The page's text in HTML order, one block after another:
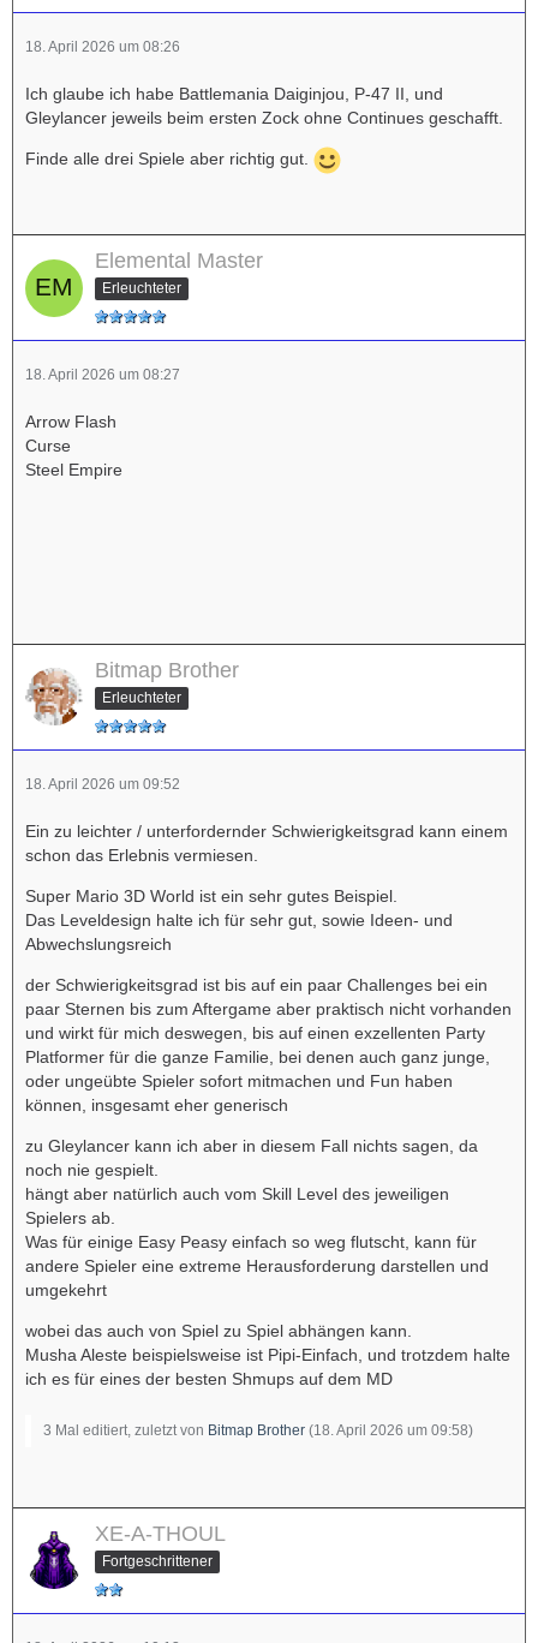
18. April 2026 um 08:26
Ich glaube ich habe Battlemania Daiginjou, P-47 II, und
Gleylancer jeweils beim ersten Zock ohne Continues geschafft.
Finde alle drei Spiele aber richtig gut.
Elemental Master
Erleuchteter
18. April 2026 um 08:27
Arrow Flash
Curse
Steel Empire
Bitmap Brother
Erleuchteter
18. April 2026 um 09:52
Ein zu leichter / unterfordernder Schwierigkeitsgrad kann einem
schon das Erlebnis vermiesen.
Super Mario 3D World ist ein sehr gutes Beispiel.
Das Leveldesign halte ich für sehr gut, sowie Ideen- und
Abwechslungsreich
der Schwierigkeitsgrad ist bis auf ein paar Challenges bei ein
paar Sternen bis zum Aftergame aber praktisch nicht vorhanden
und wirkt für mich deswegen, bis auf einen exzellenten Party
Platformer für die ganze Familie, bei denen auch ganz junge,
oder ungeübte Spieler sofort mitmachen und Fun haben
können, insgesamt eher generisch
zu Gleylancer kann ich aber in diesem Fall nichts sagen, da
noch nie gespielt.
hängt aber natürlich auch vom Skill Level des jeweiligen
Spielers ab.
Was für einige Easy Peasy einfach so weg flutscht, kann für
andere Spieler eine extreme Herausforderung darstellen und
umgekehrt
wobei das auch von Spiel zu Spiel abhängen kann.
Musha Aleste beispielsweise ist Pipi-Einfach, und trotzdem halte
ich es für eines der besten Shmups auf dem MD
3 Mal editiert, zuletzt von Bitmap Brother (18. April 2026 um 09:58)
XE-A-THOUL
Fortgeschrittener